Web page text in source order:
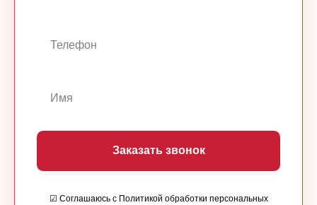
Заказать звонок
☑ Соглашаюсь с Политикой обработки персональных